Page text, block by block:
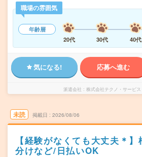
職場の雰囲気
年齢層
20代
30代 40代
気になる! 応募へ進む
派遣会社 株式会社テクノ・サービ
未読 掲載日 2026/08/06
【経験がなくても大丈夫＊
分けなど/日払いOK